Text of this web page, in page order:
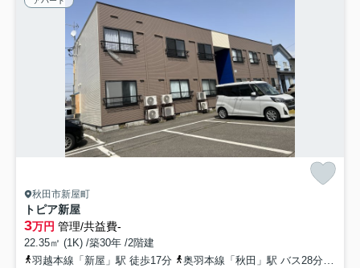
秋田市新屋町
トピア新屋
3万円 管理/共益費-
22.35㎡ (1K) /築30年 /2階建
羽越本線「新屋」駅 徒歩17分
奥羽本線「秋田」駅 バス28分 秋田中央交通「新屋駅前」 停歩18分